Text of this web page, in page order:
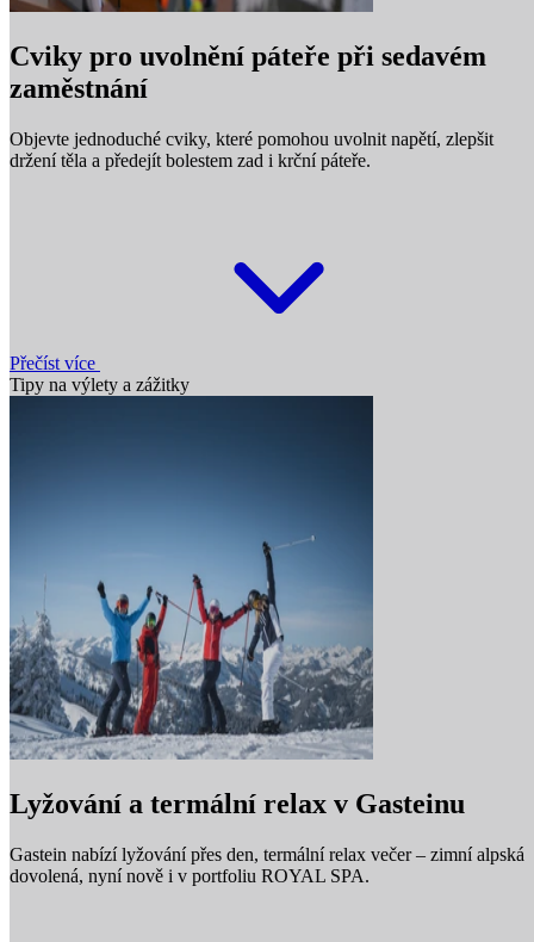
Cviky pro uvolnění páteře při sedavém
zaměstnání
Objevte jednoduché cviky, které pomohou uvolnit napětí, zlepšit
držení těla a předejít bolestem zad i krční páteře.
Přečíst více
Tipy na výlety a zážitky
Lyžování a termální relax v Gasteinu
Gastein nabízí lyžování přes den, termální relax večer – zimní alpská
dovolená, nyní nově i v portfoliu ROYAL SPA.